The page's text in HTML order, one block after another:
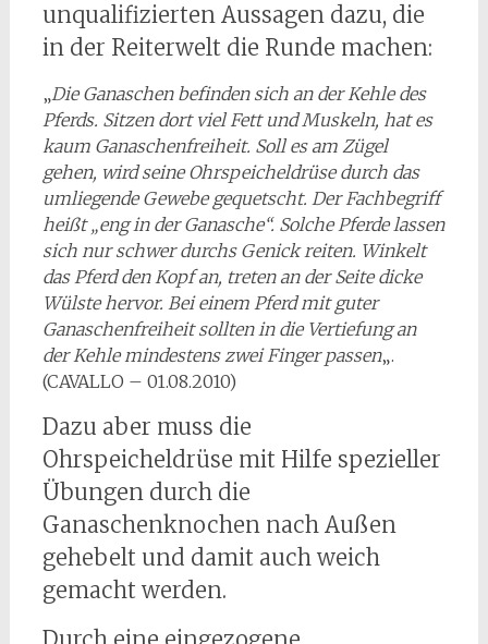
unqualifizierten Aussagen dazu, die
in der Reiterwelt die Runde machen:
„Die Ganaschen befinden sich an der Kehle des
Pferds. Sitzen dort viel Fett und Muskeln, hat es
kaum Ganaschenfreiheit. Soll es am Zügel
gehen, wird seine Ohrspeicheldrüse durch das
umliegende Gewebe gequetscht. Der Fachbegriff
heißt „eng in der Ganasche“. Solche Pferde lassen
sich nur schwer durchs Genick reiten. Winkelt
das Pferd den Kopf an, treten an der Seite dicke
Wülste hervor. Bei einem Pferd mit guter
Ganaschenfreiheit sollten in die Vertiefung an
der Kehle mindestens zwei Finger passen„.
(CAVALLO – 01.08.2010)
Dazu aber muss die
Ohrspeicheldrüse mit Hilfe spezieller
Übungen durch die
Ganaschenknochen nach Außen
gehebelt und damit auch weich
gemacht werden.